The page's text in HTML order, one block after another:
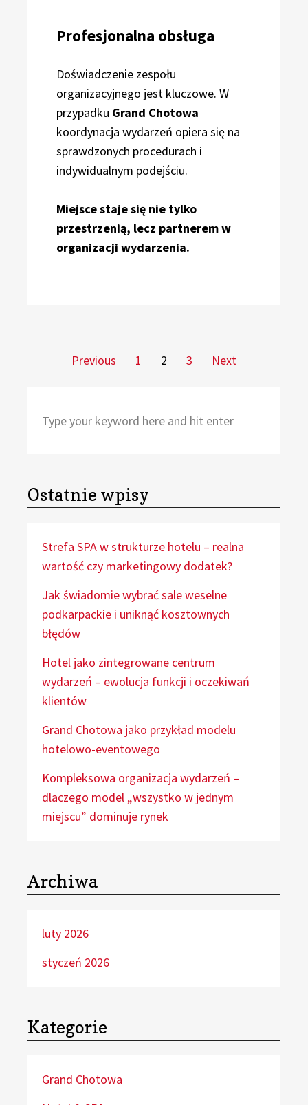
Profesjonalna obsługa
Doświadczenie zespołu
organizacyjnego jest kluczowe. W
przypadku Grand Chotowa
koordynacja wydarzeń opiera się na
sprawdzonych procedurach i
indywidualnym podejściu.
Miejsce staje się nie tylko
przestrzenią, lecz partnerem w
organizacji wydarzenia.
Previous Page
1 Page
2 Page
3 Next
for:
Ostatnie wpisy
Strefa SPA w strukturze hotelu – realna
wartość czy marketingowy dodatek?
Jak świadomie wybrać sale weselne
podkarpackie i uniknąć kosztownych
błędów
Hotel jako zintegrowane centrum
wydarzeń – ewolucja funkcji i oczekiwań
klientów
Grand Chotowa jako przykład modelu
hotelowo-eventowego
Kompleksowa organizacja wydarzeń –
dlaczego model „wszystko w jednym
miejscu” dominuje rynek
Archiwa
luty 2026
styczeń 2026
Kategorie
Grand Chotowa